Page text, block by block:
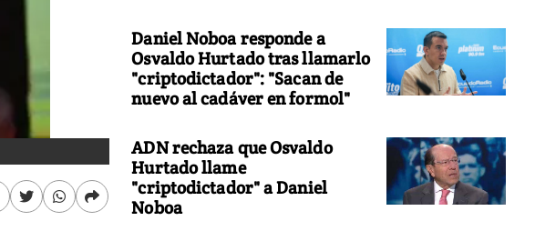
Daniel Noboa responde a
Osvaldo Hurtado tras llamarlo
"criptodictador": "Sacan de
nuevo al cadáver en formol"
ADN rechaza que Osvaldo
Hurtado llame
"criptodictador" a Daniel
Noboa